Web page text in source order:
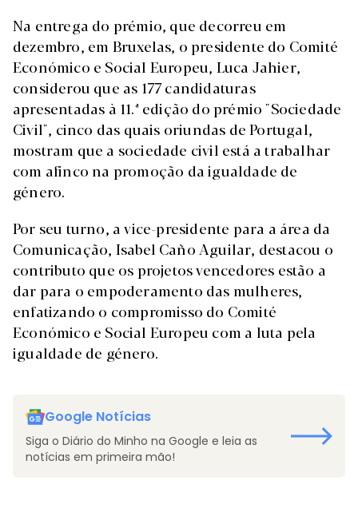
Na entrega do prémio, que decorreu em
dezembro, em Bruxelas, o presidente do Comité
Económico e Social Europeu, Luca Jahier,
considerou que as 177 candidaturas
apresentadas à 11.ª edição do prémio "Sociedade
Civil", cinco das quais oriundas de Portugal,
mostram que a sociedade civil está a trabalhar
com afinco na promoção da igualdade de
género.
Por seu turno, a vice-presidente para a área da
Comunicação, Isabel Caño Aguilar, destacou o
contributo que os projetos vencedores estão a
dar para o empoderamento das mulheres,
enfatizando o compromisso do Comité
Económico e Social Europeu com a luta pela
igualdade de género.
Google Notícias
Siga o Diário do Minho na Google e leia as
notícias em primeira mão!